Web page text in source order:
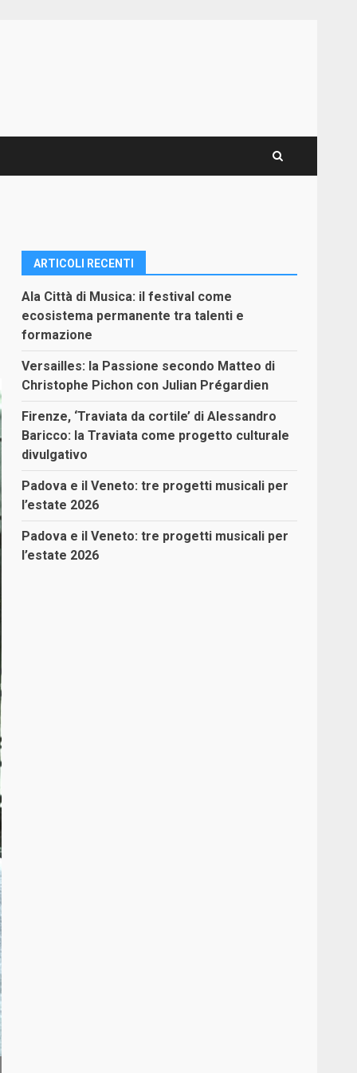
ARTICOLI RECENTI
Ala Città di Musica: il festival come
ecosistema permanente tra talenti e
formazione
Versailles: la Passione secondo Matteo di
Christophe Pichon con Julian Prégardien
Firenze, ‘Traviata da cortile’ di Alessandro
Baricco: la Traviata come progetto culturale
divulgativo
Padova e il Veneto: tre progetti musicali per
l’estate 2026
Padova e il Veneto: tre progetti musicali per
l’estate 2026